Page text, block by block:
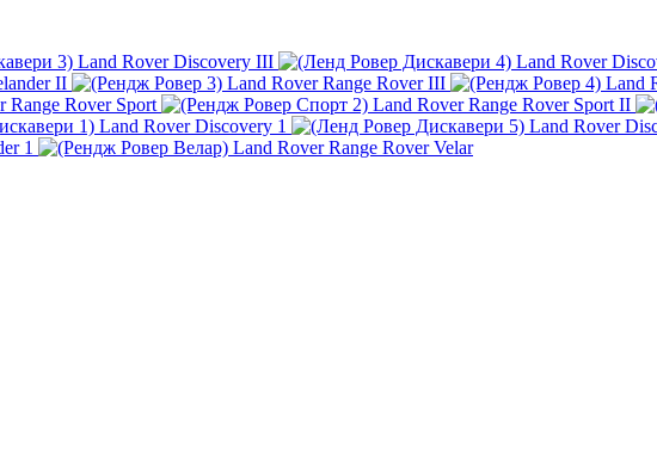
Land Rover Discovery III Land Rover
II Land Rover Range Rover III
Land
Range Rover Sport Land Rover Range Rover Sport II
Land Rover Discovery 1 Land Rover
1
Land Rover Range Rover Velar